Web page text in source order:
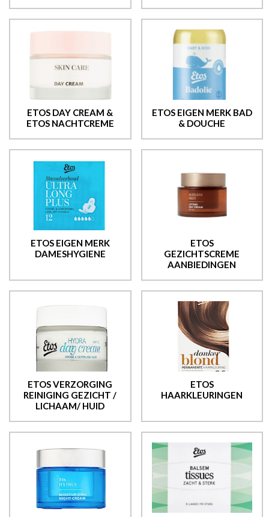
ETOS DAY CREAM &
ETOS NACHTCREME
ETOS EIGEN MERK BAD
& DOUCHE
ETOS EIGEN MERK
DAMESHYGIENE
ETOS
GEZICHTSCREME
AANBIEDINGEN
ETOS VERZORGING
REINIGING GEZICHT /
LICHAAM/ HUID
ETOS
HAARKLEURINGEN